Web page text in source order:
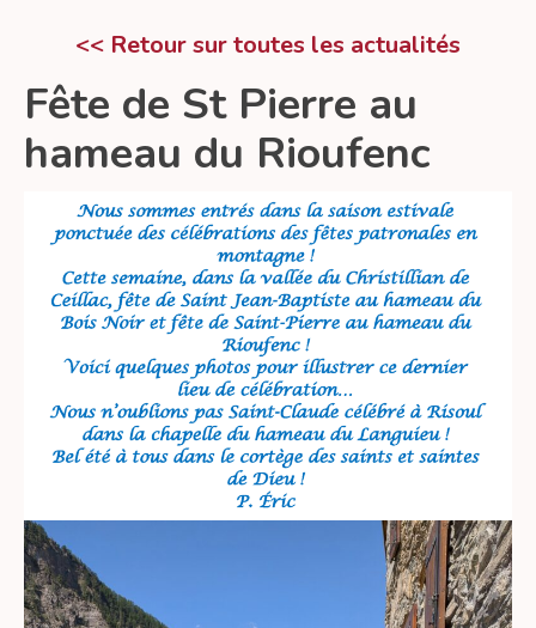
<< Retour sur toutes les actualités
Fête de St Pierre au
hameau du Rioufenc